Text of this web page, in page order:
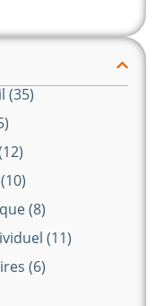
(35)
(10)
(8)
(11)
(6)